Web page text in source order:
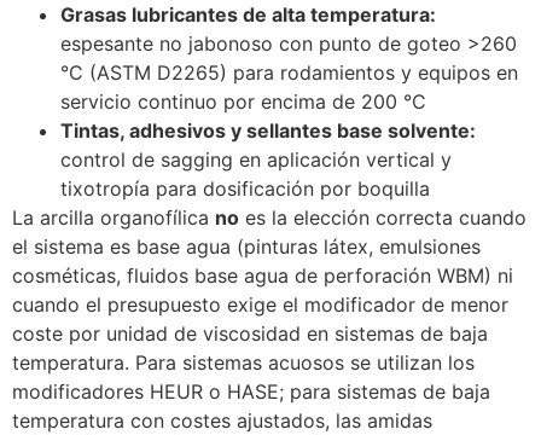
Grasas lubricantes de alta temperatura:
espesante no jabonoso con punto de goteo >260
°C (ASTM D2265) para rodamientos y equipos en
servicio continuo por encima de 200 °C
Tintas, adhesivos y sellantes base solvente:
control de sagging en aplicación vertical y
tixotropía para dosificación por boquilla
La arcilla organofílica no es la elección correcta cuando
el sistema es base agua (pinturas látex, emulsiones
cosméticas, fluidos base agua de perforación WBM) ni
cuando el presupuesto exige el modificador de menor
coste por unidad de viscosidad en sistemas de baja
temperatura. Para sistemas acuosos se utilizan los
modificadores HEUR o HASE; para sistemas de baja
temperatura con costes ajustados, las amidas